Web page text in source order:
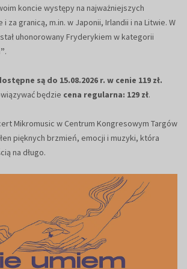
koncie występy na najważniejszych
za granicą, m.in. w Japonii, Irlandii i na Litwie. W
uhonorowany Fryderykiem w kategorii
.
są do 15.08.2026 r. w cenie 119 zł.
będzie cena regularna: 129 zł.
Mikromusic w Centrum Kongresowym Targów
pięknych brzmień, emocji i muzyki, która
na długo.